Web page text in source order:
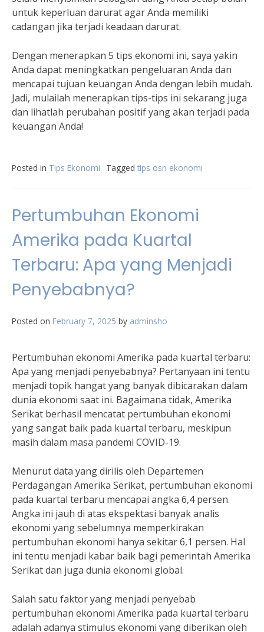
untuk keperluan darurat agar Anda memiliki
cadangan jika terjadi keadaan darurat.
Dengan menerapkan 5 tips ekonomi ini, saya yakin
Anda dapat meningkatkan pengeluaran Anda dan
mencapai tujuan keuangan Anda dengan lebih mudah.
Jadi, mulailah menerapkan tips-tips ini sekarang juga
dan lihatlah perubahan positif yang akan terjadi pada
keuangan Anda!
Posted in Tips Ekonomi Tagged tips osn ekonomi
Pertumbuhan Ekonomi
Amerika pada Kuartal
Terbaru: Apa yang Menjadi
Penyebabnya?
Posted on February 7, 2025 by adminsho
Pertumbuhan ekonomi Amerika pada kuartal terbaru:
Apa yang menjadi penyebabnya? Pertanyaan ini tentu
menjadi topik hangat yang banyak dibicarakan dalam
dunia ekonomi saat ini. Bagaimana tidak, Amerika
Serikat berhasil mencatat pertumbuhan ekonomi
yang sangat baik pada kuartal terbaru, meskipun
masih dalam masa pandemi COVID-19.
Menurut data yang dirilis oleh Departemen
Perdagangan Amerika Serikat, pertumbuhan ekonomi
pada kuartal terbaru mencapai angka 6,4 persen.
Angka ini jauh di atas ekspektasi banyak analis
ekonomi yang sebelumnya memperkirakan
pertumbuhan ekonomi hanya sekitar 6,1 persen. Hal
ini tentu menjadi kabar baik bagi pemerintah Amerika
Serikat dan juga dunia ekonomi global.
Salah satu faktor yang menjadi penyebab
pertumbuhan ekonomi Amerika pada kuartal terbaru
adalah adanya stimulus ekonomi yang diberikan oleh